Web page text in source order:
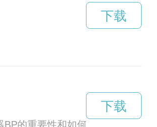
下载
的重要性和如何提升其质量。
下载